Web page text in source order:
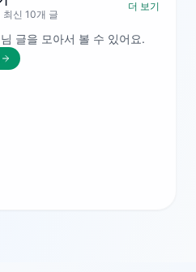
신 10개 글
더 보기
글을 모아서 볼 수 있어요.